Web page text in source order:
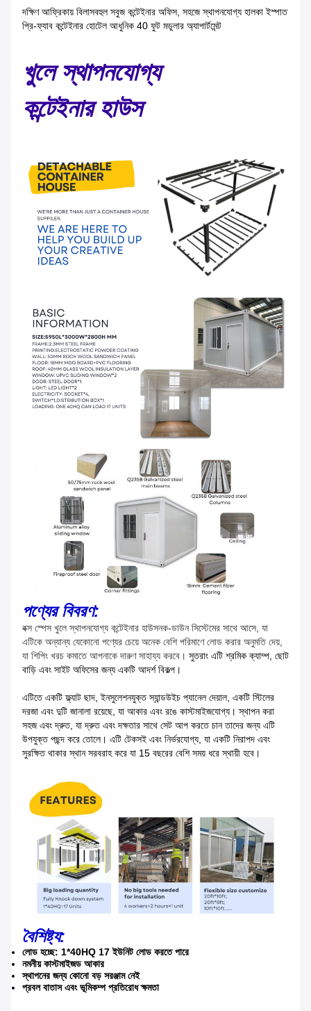
দক্ষিণ আফ্রিকায় বিলাসবহুল সবুজ কন্টেইনার অফিস, সহজে স্থাপনযোগ্য হালকা ইস্পাত
প্রি-ফ্যাব কন্টেইনার হোটেল আধুনিক 40 ফুট মডুলার অ্যাপার্টমেন্ট
খুলে স্থাপনযোগ্য
কন্টেইনার হাউস
পণ্যের বিবরণ:
বক্স স্পেস খুলে স্থাপনযোগ্য কন্টেইনার হাউসনক-ডাউন সিস্টেমের সাথে আসে, যা
এটিকে অন্যান্য যেকোনো পণ্যের চেয়ে অনেক বেশি পরিমাণে লোড করার অনুমতি দেয়,
যা শিপিং খরচ কমাতে আপনাকে দারুণ সাহায্য করবে। সুতরাং এটি শ্রমিক ক্যাম্প, ছোট
বাড়ি এবং সাইট অফিসের জন্য একটি আদর্শ বিকল্প।
এটিতে একটি ফ্ল্যাট ছাদ, ইনসুলেশনযুক্ত স্যান্ডউইচ প্যানেল দেয়াল, একটি স্টিলের
দরজা এবং দুটি জানালা রয়েছে, যা আকার এবং রঙে কাস্টমাইজযোগ্য। স্থাপন করা
সহজ এবং দ্রুত, যা দ্রুত এবং দক্ষতার সাথে সেট আপ করতে চান তাদের জন্য এটি
উপযুক্ত পছন্দ করে তোলে। এটি টেকসই এবং নির্ভরযোগ্য, যা একটি নিরাপদ এবং
সুরক্ষিত থাকার স্থান সরবরাহ করে যা 15 বছরের বেশি সময় ধরে স্থায়ী হবে।
বৈশিষ্ট্য:
লোড হচ্ছে: 1*40HQ 17 ইউনিট লোড করতে পারে
নমনীয় কাস্টমাইজড আকার
স্থাপনের জন্য কোনো বড় সরঞ্জাম নেই
প্রবল বাতাস এবং ভূমিকম্প প্রতিরোধ ক্ষমতা